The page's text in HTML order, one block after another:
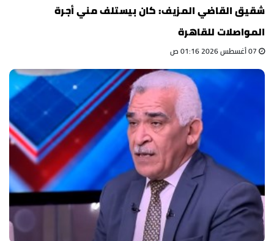
شقيق القاضي المزيف: كان بيستلف مني أجرة
المواصلات للقاهرة